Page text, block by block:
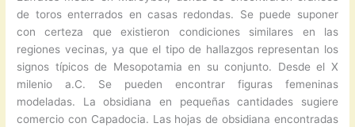
de toros enterrados en casas redondas. Se puede suponer
con certeza que existieron condiciones similares en las
regiones vecinas, ya que el tipo de hallazgos representan los
signos típicos de Mesopotamia en su conjunto. Desde el X
milenio a.C. Se pueden encontrar figuras femeninas
modeladas. La obsidiana en pequeñas cantidades sugiere
comercio con Capadocia. Las hojas de obsidiana encontradas